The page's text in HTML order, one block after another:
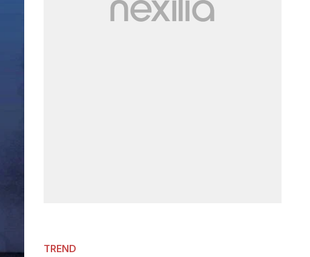
TREND